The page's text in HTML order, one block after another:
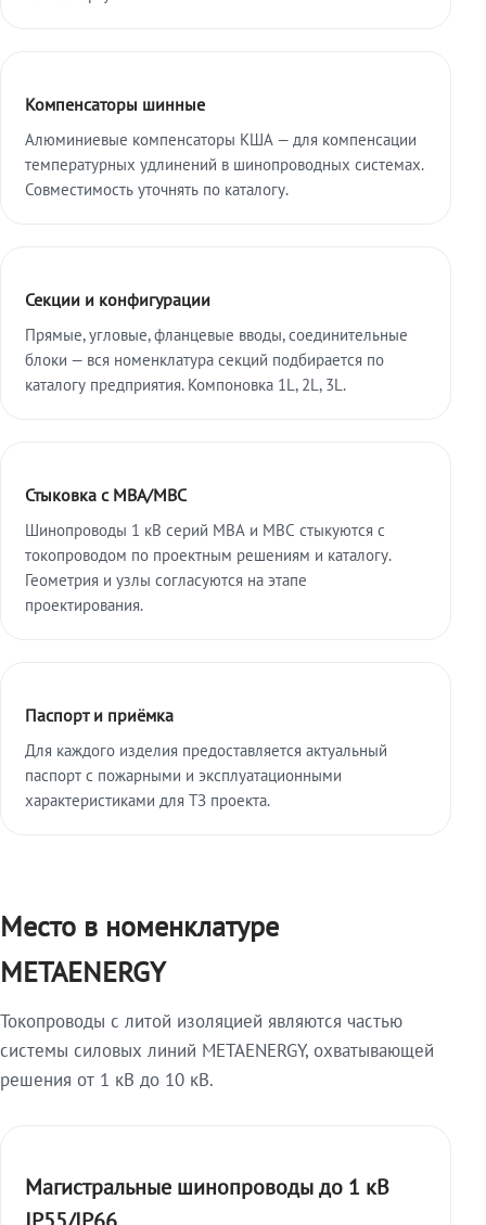
Компенсаторы шинные
Алюминиевые компенсаторы КША — для компенсации
температурных удлинений в шинопроводных системах.
Совместимость уточнять по каталогу.
Секции и конфигурации
Прямые, угловые, фланцевые вводы, соединительные
блоки — вся номенклатура секций подбирается по
каталогу предприятия. Компоновка 1L, 2L, 3L.
Стыковка с МВА/МВС
Шинопроводы 1 кВ серий МВА и МВС стыкуются с
токопроводом по проектным решениям и каталогу.
Геометрия и узлы согласуются на этапе
проектирования.
Паспорт и приёмка
Для каждого изделия предоставляется актуальный
паспорт с пожарными и эксплуатационными
характеристиками для ТЗ проекта.
Место в номенклатуре
METAENERGY
Токопроводы с литой изоляцией являются частью
системы силовых линий METAENERGY, охватывающей
решения от 1 кВ до 10 кВ.
Магистральные шинопроводы до 1 кВ